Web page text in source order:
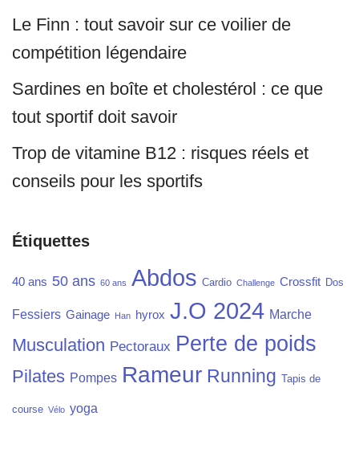
Le Finn : tout savoir sur ce voilier de
compétition légendaire
Sardines en boîte et cholestérol : ce que
tout sportif doit savoir
Trop de vitamine B12 : risques réels et
conseils pour les sportifs
Étiquettes
40 ans 50 ans 60 ans Abdos Cardio Challenge Crossfit Dos
Fessiers Gainage Han hyrox J.O 2024 Marche
Musculation Pectoraux Perte de poids
Pilates Pompes Rameur Running Tapis de
course Vélo yoga